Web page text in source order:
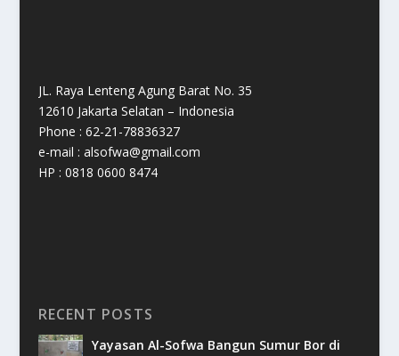
JL. Raya Lenteng Agung Barat No. 35
12610 Jakarta Selatan – Indonesia
Phone : 62-21-78836327
e-mail : alsofwa@gmail.com
HP : 0818 0600 8474
RECENT POSTS
Yayasan Al-Sofwa Bangun Sumur Bor di